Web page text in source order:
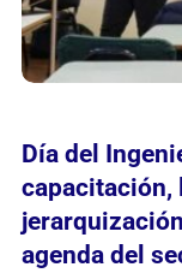
Día del
capacitación,
agenda del